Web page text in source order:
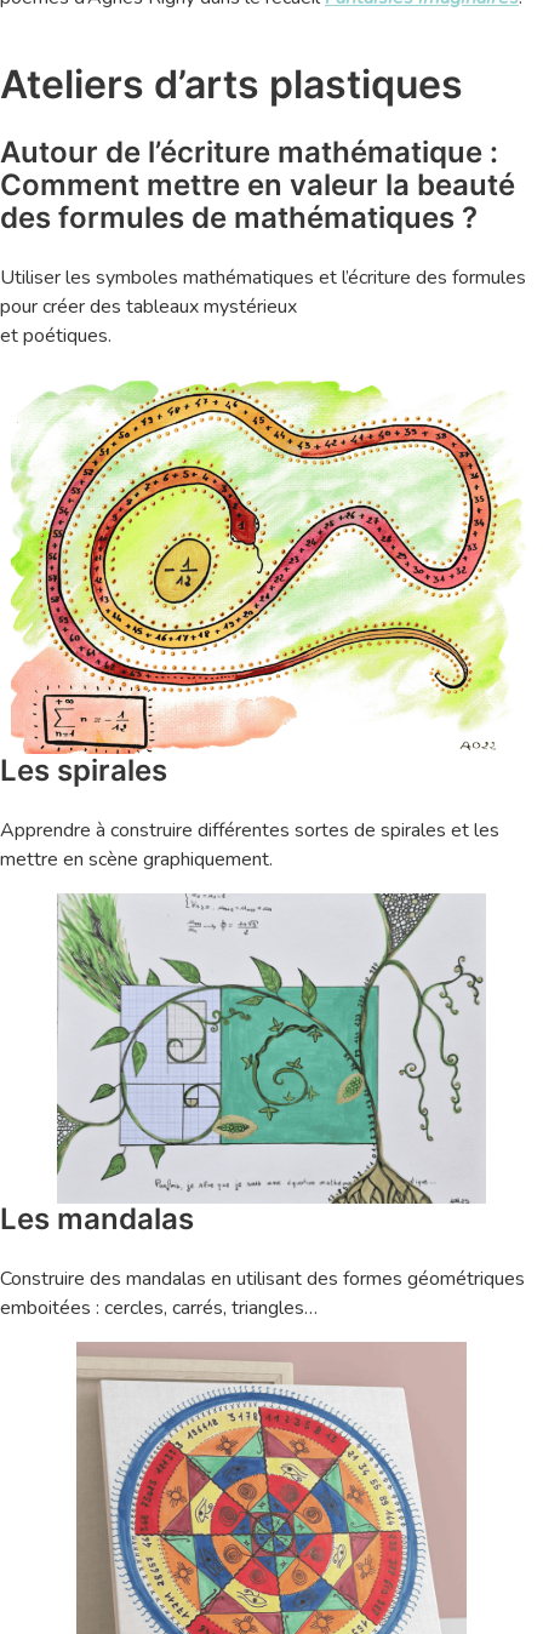
Ateliers d’arts plastiques
Autour de l’écriture mathématique :
Comment mettre en valeur la beauté
des formules de mathématiques ?
Utiliser les symboles mathématiques et l’écriture des formules
pour créer des tableaux mystérieux
et poétiques.
Les spirales
Apprendre à construire différentes sortes de spirales et les
mettre en scène graphiquement.
Les mandalas
Construire des mandalas en utilisant des formes géométriques
emboitées : cercles, carrés, triangles…